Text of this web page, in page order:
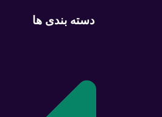
دسته بندی ها